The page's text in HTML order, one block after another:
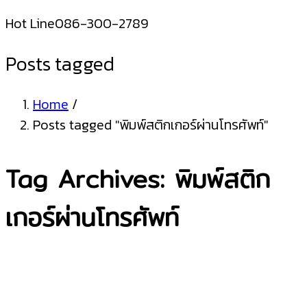
Hot Line086-300-2789
Posts tagged
Home /
Posts tagged "พิมพ์สติกเกอร์ผ่านโทรศัพท์"
Tag Archives: พิมพ์สติก
เกอร์ผ่านโทรศัพท์